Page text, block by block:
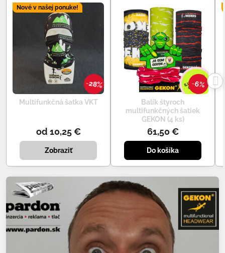
28%
Nové v našej ponuke!
Multifunkčná šatka VKT
od 10,25 €
Zobraziť
6%
Balík štyroch
multifunkčných šatiek
GEKON (4 ks)
61,50 €
Do košíka